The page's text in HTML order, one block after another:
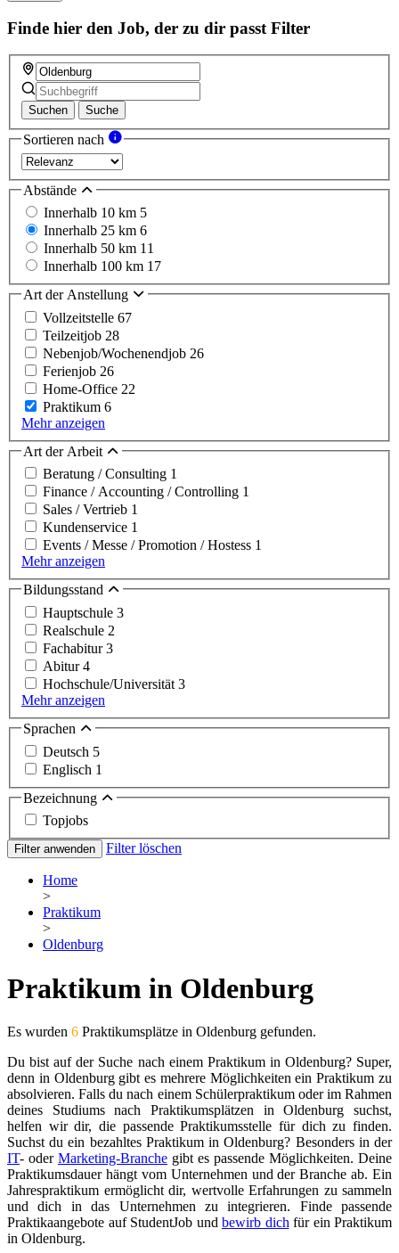
Finde hier den Job, der zu dir passt Filter
Suchen Suche
Sortieren nach
Abstände
Innerhalb 10 km 5
Innerhalb 25 km 6
Innerhalb 50 km 11
Innerhalb 100 km 17
Art der Anstellung
Vollzeitstelle 67
Teilzeitjob 28
Nebenjob/Wochenendjob 26
Ferienjob 26
Home-Office 22
Praktikum 6
Mehr anzeigen
Art der Arbeit
Beratung / Consulting 1
Finance / Accounting / Controlling 1
Sales / Vertrieb 1
Kundenservice 1
Events / Messe / Promotion / Hostess 1
Mehr anzeigen
Bildungsstand
Hauptschule 3
Realschule 2
Fachabitur3
Abitur4
Hochschule/Universität 3
Mehr anzeigen
Sprachen
Deutsch 5
Englisch 1
Bezeichnung
Topjobs
Filter anwenden Filter löschen
Home
>
Praktikum
>
Oldenburg
Praktikum in Oldenburg
Es wurden 6 Praktikumsplätze in Oldenburg gefunden.
Du bist auf der Suche nach einem Praktikum in Oldenburg? Super,
denn in Oldenburg gibt es mehrere Möglichkeiten ein Praktikum zu
absolvieren. Falls du nach einem Schülerpraktikum oder im Rahmen
deines Studiums nach Praktikumsplätzen in Oldenburg suchst,
helfen wir dir, die passende Praktikumsstelle für dich zu finden.
Suchst du ein bezahltes Praktikum in Oldenburg? Besonders in der
IT- oder Marketing-Branche gibt es passende Möglichkeiten. Deine
Praktikumsdauer hängt vom Unternehmen und der Branche ab. Ein
Jahrespraktikum ermöglicht dir, wertvolle Erfahrungen zu sammeln
und dich in das Unternehmen zu integrieren. Finde passende
Praktikaangebote auf StudentJob und bewirb dich für ein Praktikum
in Oldenburg.